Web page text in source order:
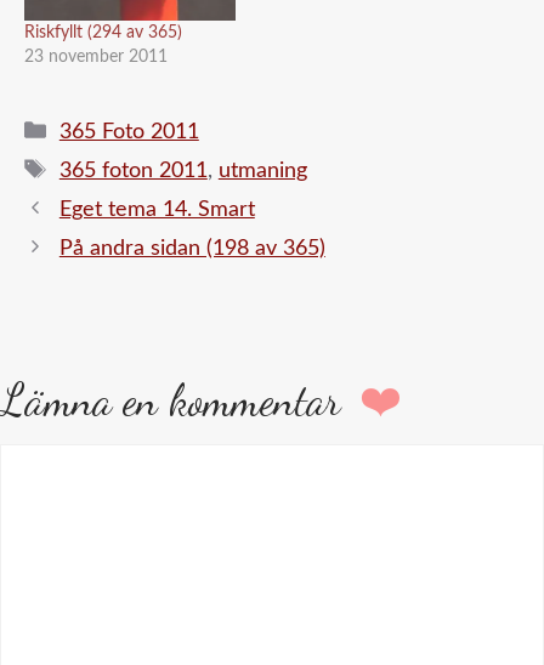
Riskfyllt (294 av 365)
23 november 2011
Kategorier
365 Foto 2011
Etiketter
365 foton 2011, utmaning
Eget tema 14. Smart
På andra sidan (198 av 365)
Lämna en kommentar